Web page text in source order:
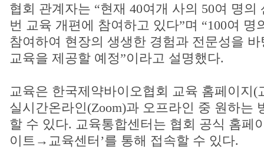
협회 관계자는 “현재 40여개 사의 50여 명의
번 교육 개편에 참여하고 있다”며 “100여 명
참여하여 현장의 생생한 경험과 전문성을
교육을 제공할 예정”이라고 설명했다.
교육은 한국제약바이오협회 교육 홈페이지(
실시간온라인(Zoom)과 오프라인 중 원하는
할 수 있다. 교육통합센터는 협회 공식 홈페
이트→교육센터’를 통해 접속할 수 있다.